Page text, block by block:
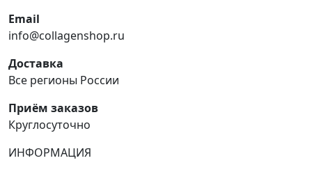
Email
info@collagenshop.ru
Доставка
Все регионы России
Приём заказов
Круглосуточно
ИНФОРМАЦИЯ